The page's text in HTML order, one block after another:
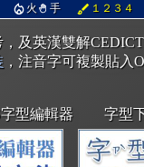
火 手 １２３４
及英漢雙解
，注音字可複製貼入
型編輯器 字型